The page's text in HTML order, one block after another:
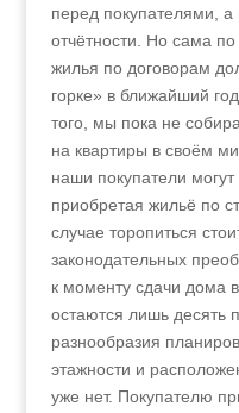
перед покупателями,
отчётности. Но сама
жилья по договорам
горке» в ближайший
того, мы пока не
на квартиры в своём
наши покупатели
приобретая жильё по
случае торопиться
законодательных
к моменту сдачи дома
остаются лишь десять
разнообразия
этажности и
уже нет. Покупателю